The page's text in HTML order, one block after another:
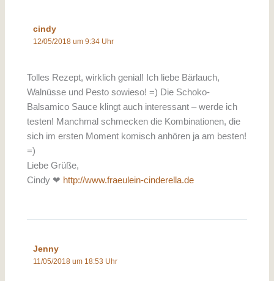
cindy
12/05/2018 um 9:34 Uhr
Tolles Rezept, wirklich genial! Ich liebe Bärlauch,
Walnüsse und Pesto sowieso! =) Die Schoko-
Balsamico Sauce klingt auch interessant – werde ich
testen! Manchmal schmecken die Kombinationen, die
sich im ersten Moment komisch anhören ja am besten!
=)
Liebe Grüße,
Cindy ❤ http://www.fraeulein-cinderella.de
Jenny
11/05/2018 um 18:53 Uhr